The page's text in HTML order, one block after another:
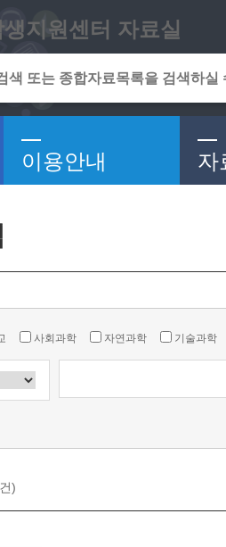
지원센터 자료실
이용안내 자
사회과학 자연과학 기술과학
건)